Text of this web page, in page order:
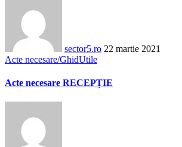
sector5.ro 22 martie 2021
Acte necesare/GhidUtile
Acte necesare RECEPȚIE